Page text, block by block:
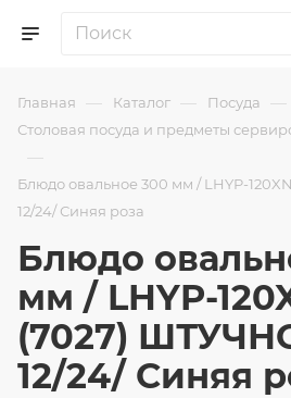
Главная — Каталог — Посуда —
Столовая посуда и предметы
—
Блюдо овальное 300 мм / LHYP-
12/24/ Синяя роза
Блюдо
мм / LHYP-
(7027)
12/24/ Синяя